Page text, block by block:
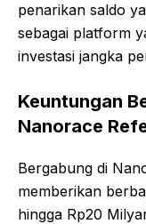
penarikan saldo
sebagai platform
investasi jangka
Keuntungan
Nanorace
Bergabung di
memberikan
hingga Rp20